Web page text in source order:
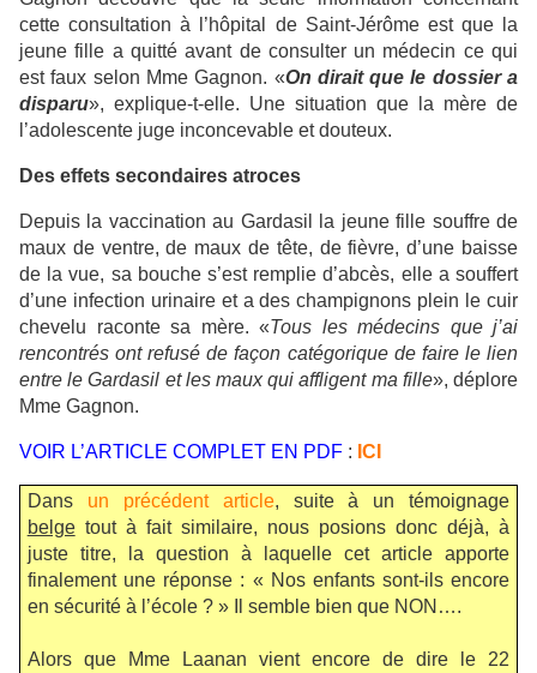
cette consultation à l’hôpital de Saint-Jérôme est que la
jeune fille a quitté avant de consulter un médecin ce qui
est faux selon Mme Gagnon. «On dirait que le dossier a
disparu», explique-t-elle. Une situation que la mère de
l’adolescente juge inconcevable et douteux.
Des effets secondaires atroces
Depuis la vaccination au Gardasil la jeune fille souffre de
maux de ventre, de maux de tête, de fièvre, d’une baisse
de la vue, sa bouche s’est remplie d’abcès, elle a souffert
d’une infection urinaire et a des champignons plein le cuir
chevelu raconte sa mère. «Tous les médecins que j’ai
rencontrés ont refusé de façon catégorique de faire le lien
entre le Gardasil et les maux qui affligent ma fille», déplore
Mme Gagnon.
VOIR L’ARTICLE COMPLET EN PDF : ICI
Dans un précédent article, suite à un témoignage
belgetout à fait similaire, nous posions donc déjà, à
juste titre, la question à laquelle cet article apporte
finalement une réponse : « Nos enfants sont-ils encore
en sécurité à l’école ? »
Il semble bien que NON….
Alors que Mme Laanan vient encore de dire le 22